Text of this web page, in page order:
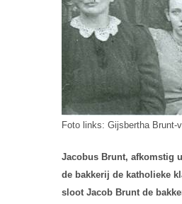
Foto links: Gijsbertha Brunt-
Jacobus Brunt, afkomstig
de bakkerij de katholieke
sloot Jacob Brunt de